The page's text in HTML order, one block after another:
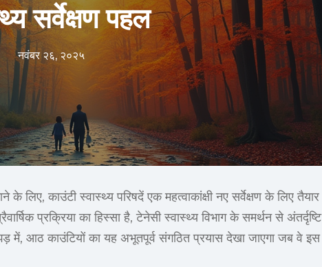
सर्वेक्षण पहल
नवंबर २६, २०२५
लिए, काउंटी स्वास्थ्य परिषदें एक महत्वाकांक्षी नए सर्वेक्षण के लिए तैयार
प्रक्रिया का हिस्सा है, टेनेसी स्वास्थ्य विभाग के समर्थन से अंतर्दृष्टि
में, आठ काउंटियों का यह अभूतपूर्व संगठित प्रयास देखा जाएगा जब वे इस